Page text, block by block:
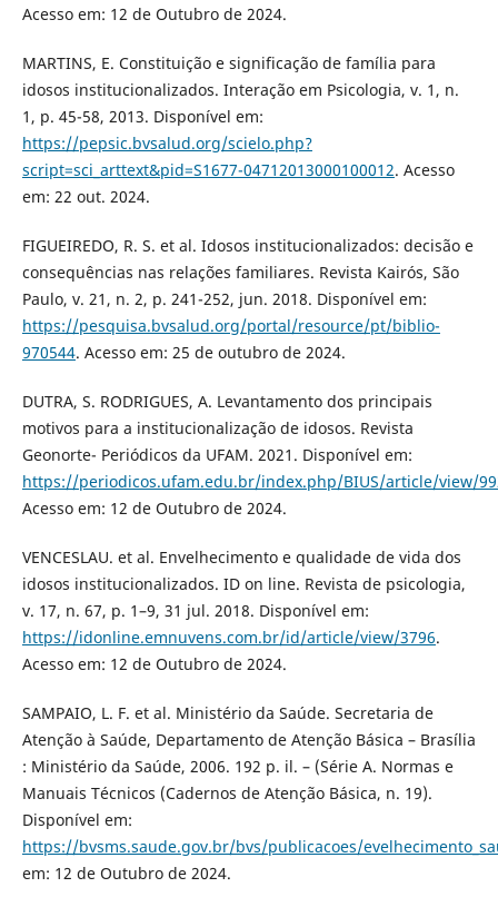
Acesso em: 12 de Outubro de 2024.
MARTINS, E. Constituição e significação de família para
idosos institucionalizados. Interação em Psicologia, v. 1, n.
1, p. 45-58, 2013. Disponível em:
https://pepsic.bvsalud.org/scielo.php?
script=sci_arttext&pid=S1677-04712013000100012. Acesso
em: 22 out. 2024.
FIGUEIREDO, R. S. et al. Idosos institucionalizados: decisão e
consequências nas relações familiares. Revista Kairós, São
Paulo, v. 21, n. 2, p. 241-252, jun. 2018. Disponível em:
https://pesquisa.bvsalud.org/portal/resource/pt/biblio-
970544. Acesso em: 25 de outubro de 2024.
DUTRA, S. RODRIGUES, A. Levantamento dos principais
motivos para a institucionalização de idosos. Revista
Geonorte- Periódicos da UFAM. 2021. Disponível em:
https://periodicos.ufam.edu.br/index.php/BIUS/article/view/
Acesso em: 12 de Outubro de 2024.
VENCESLAU. et al. Envelhecimento e qualidade de vida dos
idosos institucionalizados. ID on line. Revista de psicologia,
v. 17, n. 67, p. 1–9, 31 jul. 2018. Disponível em:
https://idonline.emnuvens.com.br/id/article/view/3796.
Acesso em: 12 de Outubro de 2024.
SAMPAIO, L. F. et al. Ministério da Saúde. Secretaria de
Atenção à Saúde, Departamento de Atenção Básica – Brasília
: Ministério da Saúde, 2006. 192 p. il. – (Série A. Normas e
Manuais Técnicos (Cadernos de Atenção Básica, n. 19).
Disponível em:
https://bvsms.saude.gov.br/bvs/publicacoes/
em: 12 de Outubro de 2024.